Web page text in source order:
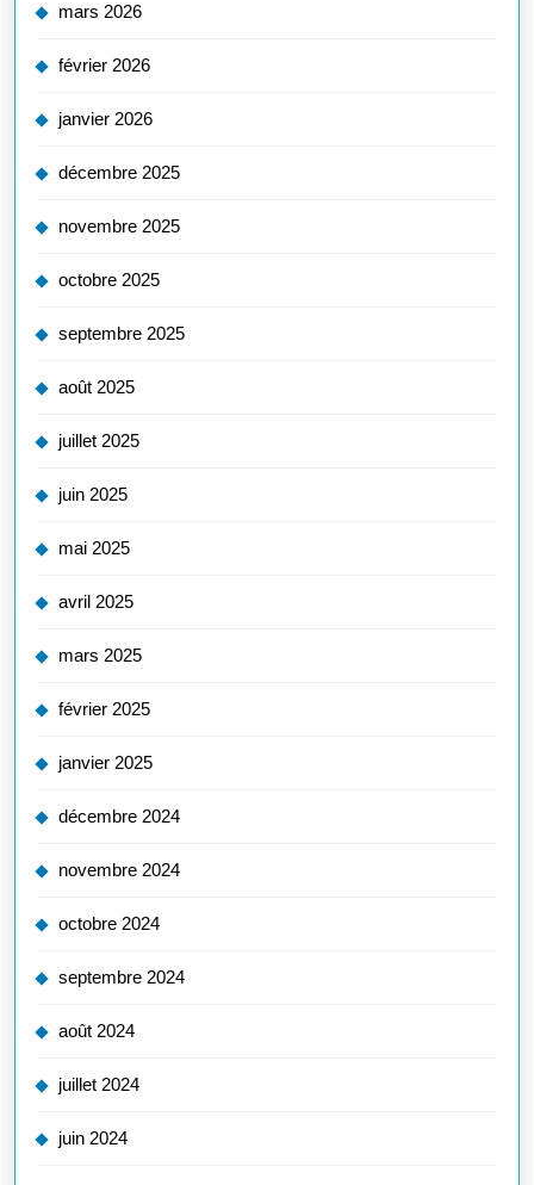
mars 2026
février 2026
janvier 2026
décembre 2025
novembre 2025
octobre 2025
septembre 2025
août 2025
juillet 2025
juin 2025
mai 2025
avril 2025
mars 2025
février 2025
janvier 2025
décembre 2024
novembre 2024
octobre 2024
septembre 2024
août 2024
juillet 2024
juin 2024